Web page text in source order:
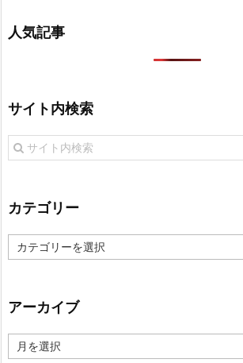
人気記事
サイト内検索
カテゴリー
テ
ー
アーカイブ
ー